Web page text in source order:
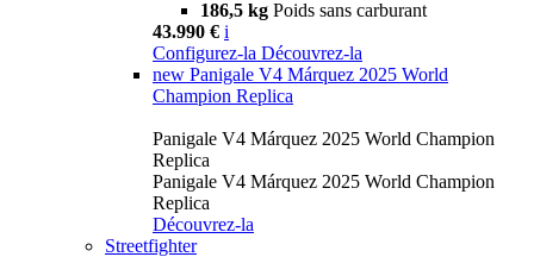
186,5 kg Poids sans carburant
43.990 € i
Configurez-la Découvrez-la
new Panigale V4 Márquez 2025 World
Champion Replica
Panigale V4 Márquez 2025 World Champion
Replica
Panigale V4 Márquez 2025 World Champion
Replica
Découvrez-la
Streetfighter